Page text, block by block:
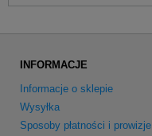
INFORMACJE
Informacje o sklepie
Wysyłka
Sposoby płatności i prowizje